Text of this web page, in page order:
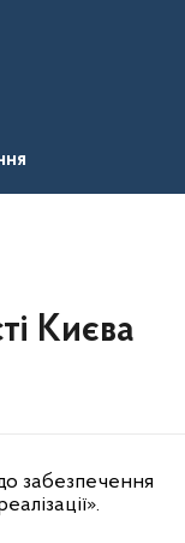
Києва
забезпечення